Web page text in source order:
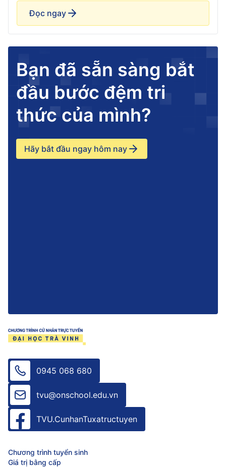
trọng nhất, nơi cập nhật công nghệ [&hellip;]
Đọc ngay
Bạn đã sẵn sàng bắt
đầu bước đệm tri
thức của mình?
Hãy bắt đầu ngay hôm nay
0945 068 680
tvu@onschool.edu.vn
TVU.CunhanTuxatructuyen
Chương trình tuyển sinh
Giá trị bằng cấp